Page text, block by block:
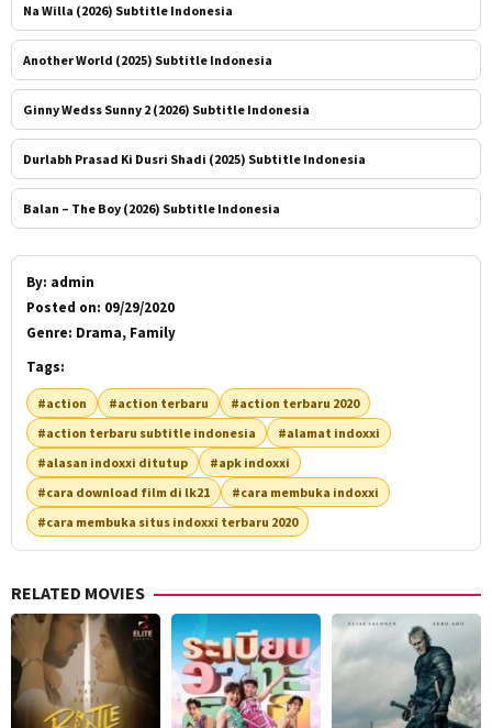
Na Willa (2026) Subtitle Indonesia
Another World (2025) Subtitle Indonesia
Ginny Wedss Sunny 2 (2026) Subtitle Indonesia
Durlabh Prasad Ki Dusri Shadi (2025) Subtitle Indonesia
Balan – The Boy (2026) Subtitle Indonesia
By: admin
Posted on: 09/29/2020
Genre: Drama, Family
Tags:
#action #action terbaru
#action terbaru 2020
#action terbaru subtitle indonesia
#alamat indoxxi
#alasan indoxxi ditutup
#apk indoxxi
#cara download film di lk21
#cara membuka indoxxi
#cara membuka situs indoxxi terbaru 2020
RELATED MOVIES